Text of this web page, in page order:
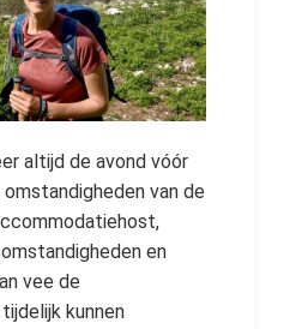
altijd de avond vóór
van de
en
vee de
kunnen